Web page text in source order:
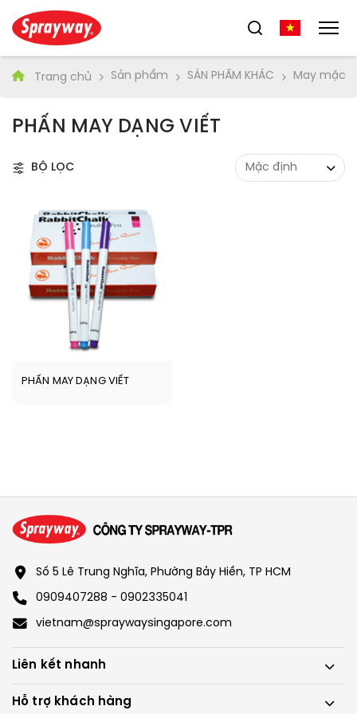
Trang chủ Sản phẩm SẢN PHẨM KHÁC May mặc
PHẤN MAY DẠNG VIẾT
BỘ LỌC
PHẤN MAY DẠNG VIẾT
Số 5 Lê Trung Nghĩa, Phường Bảy Hiền, TP HCM
0909407288 - 0902335041
vietnam@spraywaysingapore.com
Liên kết nhanh
Hỗ trợ khách hàng